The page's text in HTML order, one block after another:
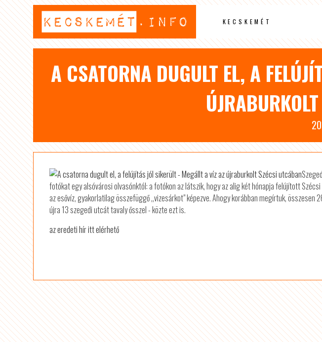
KECSKEMÉT
A CSATORNA DUGULT EL, A
fotókat egy alsóvárosi olvasónktól: a fotókon az látszik, hogy az alig két hónapja felújított
az esővíz, gyakorlatilag összefüggő ,,vizesárkot" képezve. Ahogy korábban megírtuk,
újra 13 szegedi utcát tavaly ősszel - közte ezt is.
az eredeti hír itt elérhető